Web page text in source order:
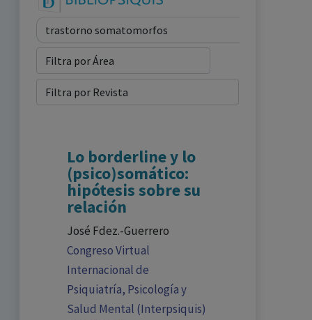
Lo borderline y lo
(psico)somático:
hipótesis sobre su
relación
José Fdez.-Guerrero
Congreso Virtual
Internacional de
Psiquiatría, Psicología y
Salud Mental (Interpsiquis)